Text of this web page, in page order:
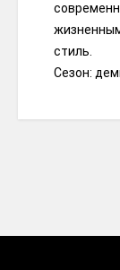
стиль.
Сезон: